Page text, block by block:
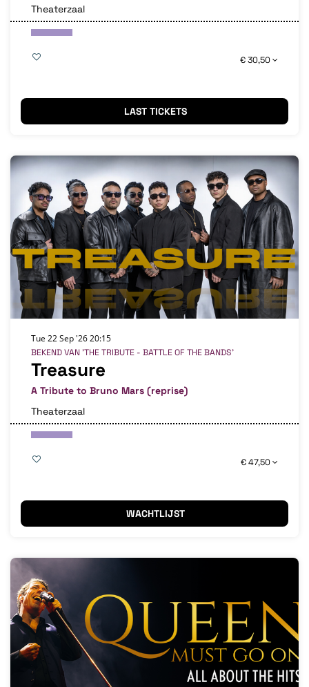
Theaterzaal
€ 30,50
LAST TICKETS
Treasure
A Tribute to Bruno Mars (reprise)
BEKEND VAN 'THE TRIBUTE - BATTLE OF THE BANDS'
Tue 22 Sep '2620:15
Theaterzaal
€ 47,50
WACHTLIJST